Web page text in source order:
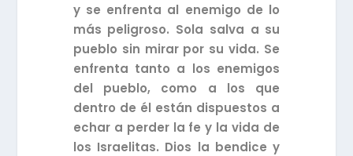
y se enfrenta al enemigo de lo
más peligroso. Sola salva a su
pueblo sin mirar por su vida. Se
enfrenta tanto a los enemigos
del pueblo, como a los que
dentro de él están dispuestos a
echar a perder la fe y la vida de
los Israelitas. Dios la bendice y